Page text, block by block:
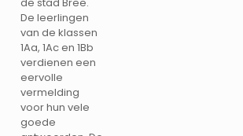
de stad Bree.
De leerlingen
van de klassen
1Aa, 1Ac en 1Bb
verdienen een
eervolle
vermelding
voor hun vele
goede